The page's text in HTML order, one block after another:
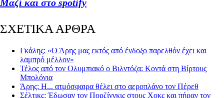
Μαζί και στο spotify
ΣΧΕΤΙΚΑ ΑΡΘΡΑ
Γκάλης: «Ο Άρης μας εκτός από ένδοξο παρελθόν έχει και
λαμπρό μέλλον»
Τέλος από τον Ολυμπιακό ο Βιλντόζα: Κοντά στη Βίρτους
Μπολόνια
Άρης: Η... ατμόσφαιρα θέλει στο αεροπλάνο τον Πέρεθ
Σέλτικς: Έδωσαν τον Πορζίνγκις στους Χοκς και πήραν τον